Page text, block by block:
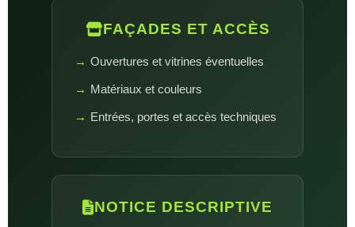
FAÇADES ET ACCÈS
Ouvertures et vitrines éventuelles
Matériaux et couleurs
Entrées, portes et accès techniques
NOTICE DESCRIPTIVE